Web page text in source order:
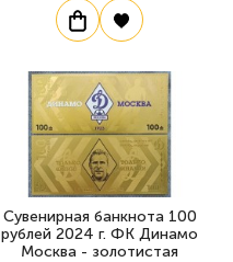
Сувенирная банкнота 100
рублей 2024 г. ФК Динамо
Москва - золотистая